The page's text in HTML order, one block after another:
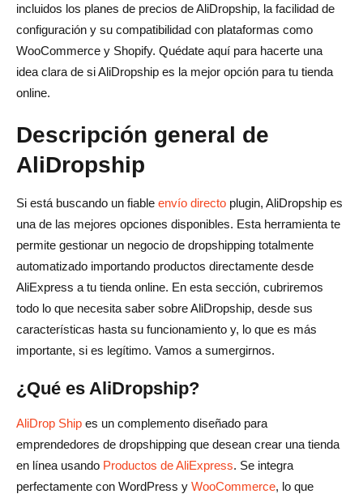
1. AliDropship contra AliDrop
2. AliDropship contra DSers
Conclusión
¿La gente gana dinero con AliDropship?
¿Cuál es la mejor alternativa a AliDropship?
incluidos los planes de precios de AliDropship, la facilidad de
configuración y su compatibilidad con plataformas como
WooCommerce y Shopify. Quédate aquí para hacerte una
idea clara de si AliDropship es la mejor opción para tu tienda
online.
Descripción general de
AliDropship
Si está buscando un fiable envío directo plugin, AliDropship es
una de las mejores opciones disponibles. Esta herramienta te
permite gestionar un negocio de dropshipping totalmente
automatizado importando productos directamente desde
AliExpress a tu tienda online. En esta sección, cubriremos
todo lo que necesita saber sobre AliDropship, desde sus
características hasta su funcionamiento y, lo que es más
importante, si es legítimo. Vamos a sumergirnos.
¿Qué es AliDropship?
AliDrop Ship es un complemento diseñado para
emprendedores de dropshipping que desean crear una tienda
en línea usando Productos de AliExpress. Se integra
perfectamente con WordPress y WooCommerce, lo que